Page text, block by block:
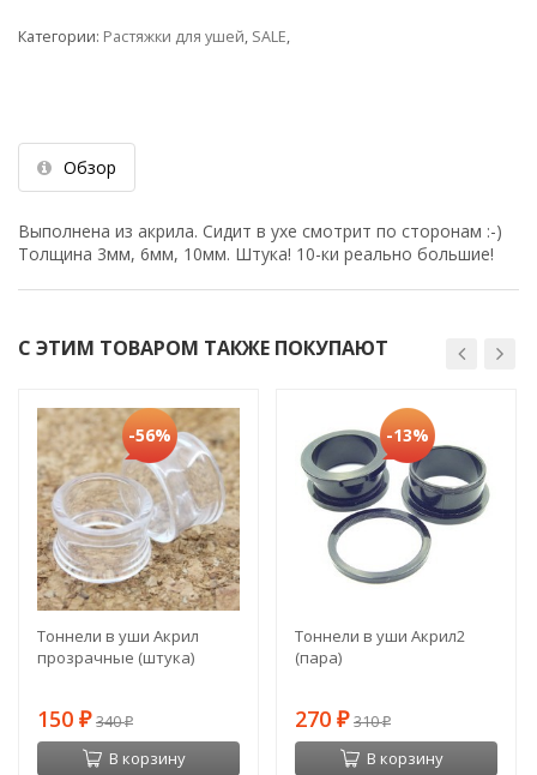
Категории: Растяжки для ушей, SALE,
Обзор
Выполнена из акрила. Сидит в ухе смотрит по сторонам :-)
Толщина 3мм, 6мм, 10мм. Штука! 10-ки реально большие!
С ЭТИМ ТОВАРОМ ТАКЖЕ ПОКУПАЮТ
-56%
Тоннели в уши Акрил
прозрачные (штука)
150 ₽ 340₽
В корзину
-13%
Тоннели в уши Акрил2
(пара)
270 ₽ 310₽
В корзину